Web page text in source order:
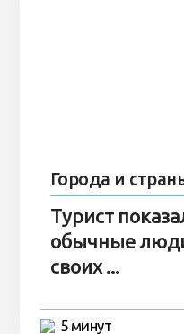
Города и
Турист
обычные
своих ...
5 минут